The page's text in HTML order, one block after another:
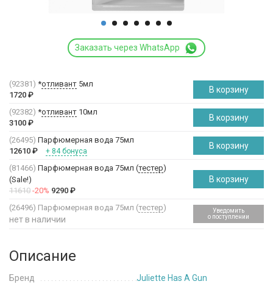
Заказать через WhatsApp
(92381) *отливант 5мл
1720 ₽
В корзину
(92382) *отливант 10мл
3100 ₽
В корзину
(26495) Парфюмерная вода 75мл
12610 ₽ + 84 бонуса
В корзину
(81466) Парфюмерная вода 75мл (тестер)
(Sale!)
11610 -20% 9290 ₽
В корзину
(26496) Парфюмерная вода 75мл (тестер)
нет в наличии
Уведомить
о поступлении
Описание
Бренд
Juliette Has A Gun